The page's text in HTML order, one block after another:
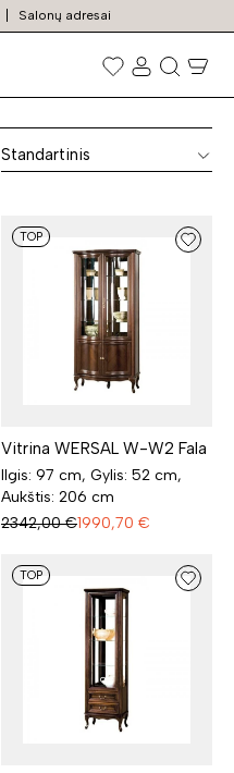
Salonų adresai
Standartinis
TOP
Vitrina WERSAL W-W2 Fala
Ilgis: 97 cm, Gylis: 52 cm,
Aukštis: 206 cm
2342,00 €1990,70 €
TOP